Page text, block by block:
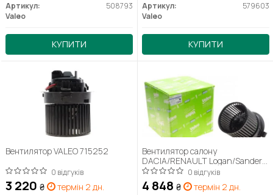
Артикул:
508793
Valeo
КУПИТИ
Артикул:
579603
Valeo
КУПИТИ
Вентилятор VALEO 715252
0 відгуків
3 220 ₴ термін 2 дн.
Вентилятор салону
DACIA/RENAULT Logan/Sandero
"0,9-1,6 "12>>0 відгуків
4 848 ₴ термін 2 дн.